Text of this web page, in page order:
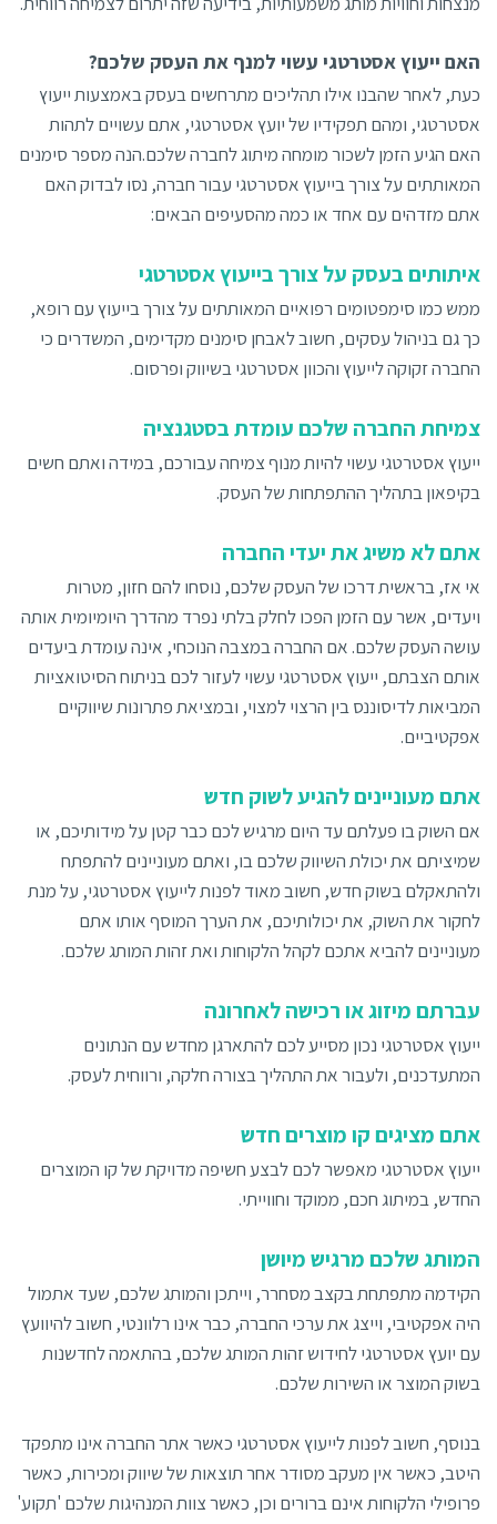
האם ייעוץ אסטרטגי עשוי למנף את העסק שלכם?
כעת, לאחר שהבנו אילו תהליכים מתרחשים בעסק באמצעות ייעוץ
אסטרטגי, ומהם תפקידיו של יועץ אסטרטגי, אתם עשויים לתהות
האם הגיע הזמן לשכור מומחה מיתוג לחברה שלכם.הנה מספר סימנים
המאותתים על צורך בייעוץ אסטרטגי עבור חברה, נסו לבדוק האם
אתם מזדהים עם אחד או כמה מהסעיפים הבאים:
איתותים בעסק על צורך בייעוץ אסטרטגי
ממש כמו סימפטומים רפואיים המאותתים על צורך בייעוץ עם רופא,
כך גם בניהול עסקים, חשוב לאבחן סימנים מקדימים, המשדרים כי
החברה זקוקה לייעוץ והכוון אסטרטגי בשיווק ופרסום.
צמיחת החברה שלכם עומדת בסטגנציה
ייעוץ אסטרטגי עשוי להיות מנוף צמיחה עבורכם, במידה ואתם חשים
בקיפאון בתהליך ההתפתחות של העסק.
אתם לא משיג את יעדי החברה
אי אז, בראשית דרכו של העסק שלכם, נוסחו להם חזון, מטרות
ויעדים, אשר עם הזמן הפכו לחלק בלתי נפרד מהדרך היומיומית אותה
עושה העסק שלכם. אם החברה במצבה הנוכחי, אינה עומדת ביעדים
אותם הצבתם, ייעוץ אסטרטגי עשוי לעזור לכם בניתוח הסיטואציות
המביאות לדיסוננס בין הרצוי למצוי, ובמציאת פתרונות שיווקיים
אפקטיביים.
אתם מעוניינים להגיע לשוק חדש
אם השוק בו פעלתם עד היום מרגיש לכם כבר קטן על מידותיכם, או
שמיציתם את יכולת השיווק שלכם בו, ואתם מעוניינים להתפתח
ולהתאקלם בשוק חדש, חשוב מאוד לפנות לייעוץ אסטרטגי, על מנת
לחקור את השוק, את יכולותיכם, את הערך המוסף אותו אתם
מעוניינים להביא אתכם לקהל הלקוחות ואת זהות המותג שלכם.
עברתם מיזוג או רכישה לאחרונה
ייעוץ אסטרטגי נכון מסייע לכם להתארגן מחדש עם הנתונים
המתעדכנים, ולעבור את התהליך בצורה חלקה, ורווחית לעסק.
אתם מציגים קו מוצרים חדש
ייעוץ אסטרטגי מאפשר לכם לבצע חשיפה מדויקת של קו המוצרים
החדש, במיתוג חכם, ממוקד וחווייתי.
המותג שלכם מרגיש מיושן
הקידמה מתפתחת בקצב מסחרר, וייתכן והמותג שלכם, שעד אתמול
היה אפקטיבי, וייצג את ערכי החברה, כבר אינו רלוונטי, חשוב להיוועץ
עם יועץ אסטרטגי לחידוש זהות המותג שלכם, בהתאמה לחדשנות
בשוק המוצר או השירות שלכם.
בנוסף, חשוב לפנות לייעוץ אסטרטגי כאשר אתר החברה אינו מתפקד
היטב, כאשר אין מעקב מסודר אחר תוצאות של שיווק ומכירות, כאשר
פרופילי הלקוחות אינם ברורים וכן, כאשר צוות המנהיגות שלכם 'תקוע'